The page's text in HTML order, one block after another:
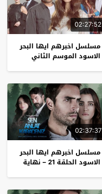
02:27:52
مسلسل اخبرهم ايها البحر
الاسود الموسم الثاني
02:37:37
مسلسل اخبرهم ايها البحر
الاسود الحلقة 21 – نهاية